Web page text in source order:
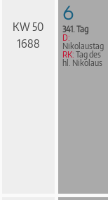
KW 50
1688
6
341. Tag
D:
Nikolaustag
RK: Tag des
hl. Nikolaus